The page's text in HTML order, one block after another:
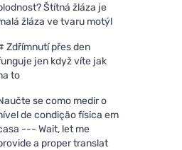
Štítná žláza je
žláza ve tvaru motýl
Zdřímnutí přes den
jen když víte jak
to
se como medir o
de condição física em
--- Wait, let me
a proper translat